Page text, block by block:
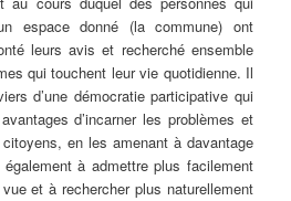
espace donné (la commune) ont
leurs avis et recherché ensemble
qui touchent leur vie quotidienne. Il
d’une démocratie participative qui
d’incarner les problèmes et
en les amenant à davantage
à admettre plus facilement
et à rechercher plus naturellement